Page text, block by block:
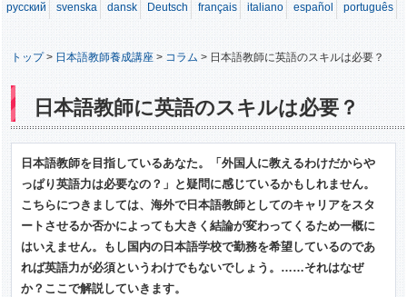
русский svenska dansk Deutsch français italiano español português
トップ> 日本語教師養成講座 > コラム > 日本語教師に英語のスキルは必要？
日本語教師に英語のスキルは必要？
日本語教師を目指しているあなた。「外国人に教えるわけだからや
っぱり英語力は必要なの？」と疑問に感じているかもしれません。
こちらにつきましては、海外で日本語教師としてのキャリアをスタ
ートさせるか否かによっても大きく結論が変わってくるため一概に
はいえません。もし国内の日本語学校で勤務を希望しているのであ
れば英語力が必須というわけでもないでしょう。……それはなぜ
か？ここで解説していきます。